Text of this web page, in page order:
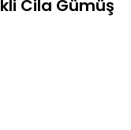
Cila Gümüş